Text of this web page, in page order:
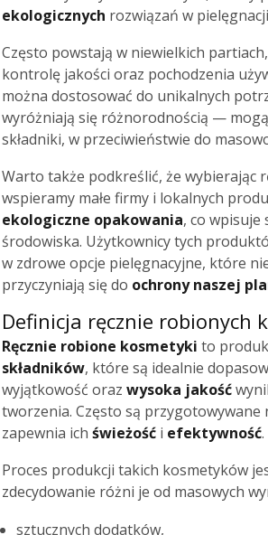
ekologicznych rozwiązań w
Często powstają w niewielkich
kontrolę jakości oraz pochodzenia
można dostosować do unikalnych
wyróżniają się różnorodnością —
składniki, w przeciwieństwie do
Warto także podkreślić, że wybierając
wspieramy małe firmy i lokalnych
ekologiczne opakowania, co wpisuje
środowiska. Użytkownicy tych
w zdrowe opcje pielęgnacyjne, które
przyczyniają się do ochrony naszej
Definicja ręcznie robionych
Ręcznie robione kosmetyki to
składników, które są idealnie
wyjątkowość oraz wysoka jakość
tworzenia. Często są przygotowywane
zapewnia ich świeżość i efektywność.
Proces produkcji takich kosmetyków
zdecydowanie różni je od masowych
sztucznych dodatków,